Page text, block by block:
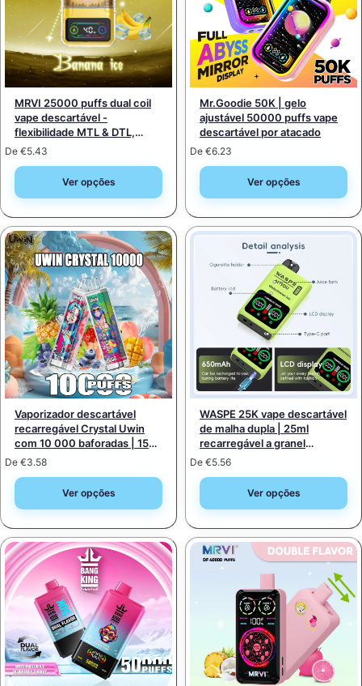
MRVI 25000 puffs dual coil
vape descartável -
flexibilidade MTL & DTL,
comprar a granel por atacado
De €5.43
Ver opções
Mr.Goodie 50K | gelo
ajustável 50000 puffs vape
descartável por atacado
De €6.23
Ver opções
Vaporizador descartável
recarregável Crystal Uwin
com 10 000 baforadas | 15
opções, intensidade de 0 a
De €3.58
Ver opções
WASPE 25K vape descartável
de malha dupla | 25ml
recarregável a granel
comprar por atacado
De €5.56
Ver opções